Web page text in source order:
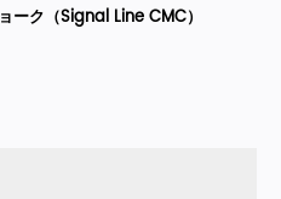
ーク（Signal Line CMC）